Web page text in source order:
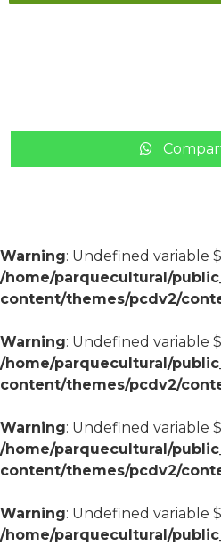
Warning: Undefined variable
/home/parquecultural/
content/themes/pcdv2/
Warning: Undefined variable
/home/parquecultural/
content/themes/pcdv2/
Warning: Undefined variable
/home/parquecultural/
content/themes/pcdv2/
Warning: Undefined variable
/home/parquecultural/